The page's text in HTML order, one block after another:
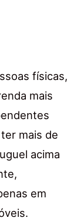
físicas,
mais
mais de
acima
em